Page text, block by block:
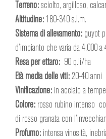
Terreno:sciolto, argilloso,
Altitudine:180-340 s.l.m.
Sistema di allevamento: guyot
d’impianto che varia da 4.000
Resa per ettaro: 90 q.li/ha
Età media delle viti:20-40 anni
Vinificazione: in acciaio a
Colore: rosso rubino intenso
di rosso granata con
Profumo: intensa vinosità,